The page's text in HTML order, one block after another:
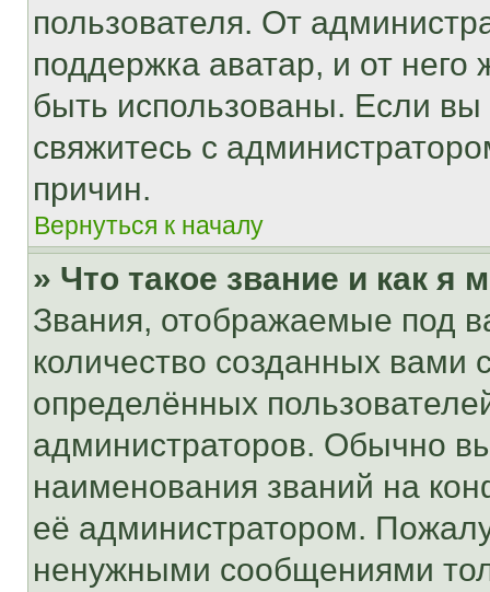
пользователя. От
поддержка аватар, и от него
быть использованы. Если
свяжитесь с
причин.
Вернуться к началу
» Что такое звание и как я
Звания, отображаемые под
количество созданных
определённых
администраторов. Обычно
наименования званий на
её администратором.
ненужными сообщениями